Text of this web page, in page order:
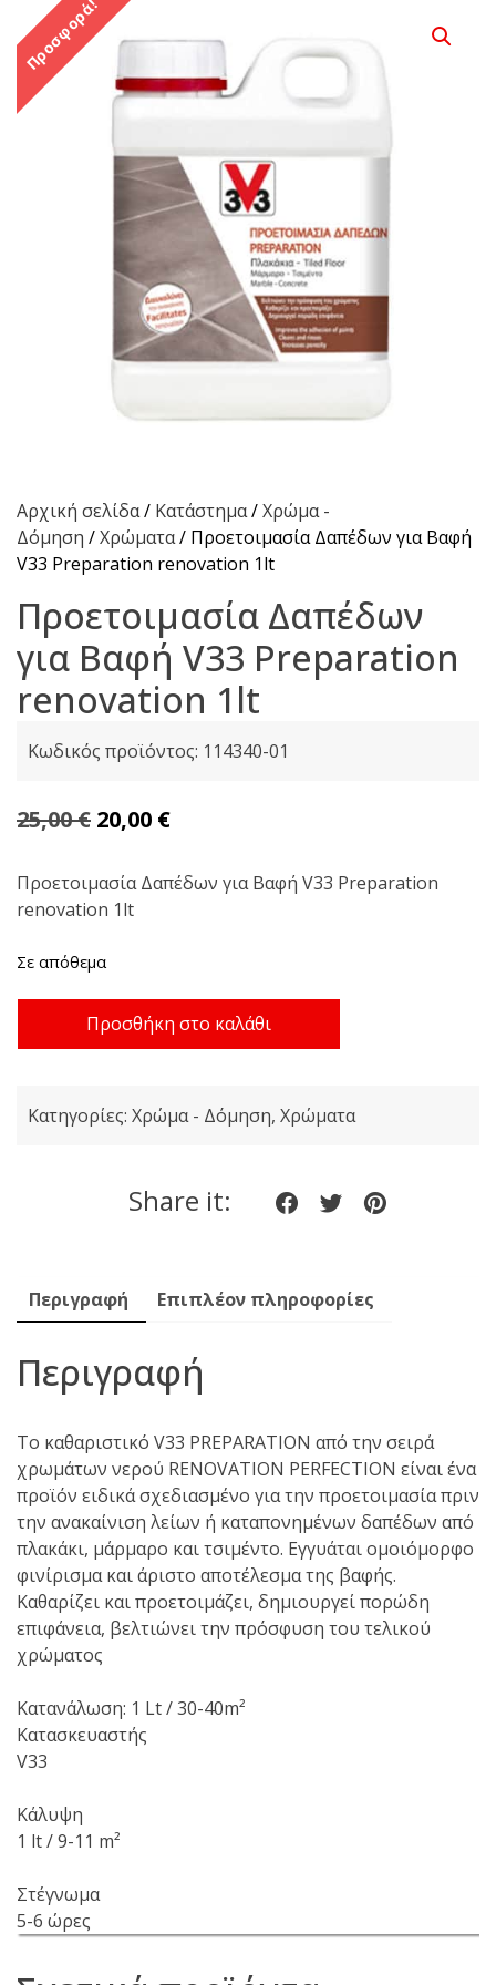
Προσφορά!
Αρχική σελίδα/ Κατάστημα/Χρώμα -
Δόμηση /Χρώματα/ Προετοιμασία Δαπέδων για Βαφή
V33 Preparation renovation 1lt
Προετοιμασία Δαπέδων
για Βαφή V33 Preparation
renovation 1lt
Κωδικός προϊόντος: 114340-01
25,00€ Original
was:
25,00 €.
20,00 €Η
τιμή
Προετοιμασία Δαπέδων για Βαφή V33 Preparation
renovation 1lt
Σε απόθεμα
Δαπέδων
V33
Προσθήκη στο καλάθι
Κατηγορίες: Χρώμα - Δόμηση, Χρώματα
Share it:
ShareShare
Περιγραφή Επιπλέον πληροφορίες
Περιγραφή
Το καθαριστικό V33 PREPARATION από την σειρά
χρωμάτων νερού RENOVATION PERFECTION είναι ένα
προϊόν ειδικά σχεδιασμένο για την προετοιμασία πριν
την ανακαίνιση λείων ή καταπονημένων δαπέδων από
πλακάκι, μάρμαρο και τσιμέντο. Εγγυάται ομοιόμορφο
φινίρισμα και άριστο αποτέλεσμα της βαφής.
Καθαρίζει και προετοιμάζει, δημιουργεί πορώδη
επιφάνεια, βελτιώνει την πρόσφυση του τελικού
χρώματος
Κατανάλωση: 1 Lt / 30-40m²
Κατασκευαστής
V33
Κάλυψη
1 lt / 9-11 m²
Στέγνωμα
5-6 ώρες